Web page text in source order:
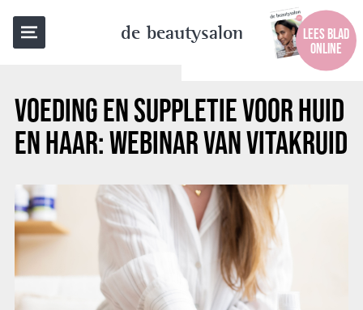
de beautysalon
LEES BLAD
ONLINE
VOEDING EN SUPPLETIE VOOR HUID
EN HAAR: WEBINAR VAN VITAKRUID
TERUG NAAR OVERZICHT